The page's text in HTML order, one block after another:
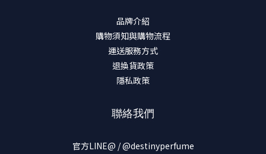
品牌介紹
購物須知與購物流程
運送服務方式
退換貨政策
隱私政策
聯絡我們
官方LINE@ / @destinyperfume